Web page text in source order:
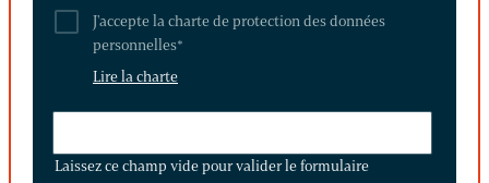
J'accepte la charte de protection des données
personnelles*
Lire la charte
CHAMP
Laissez ce champ vide pour valider le formulaire